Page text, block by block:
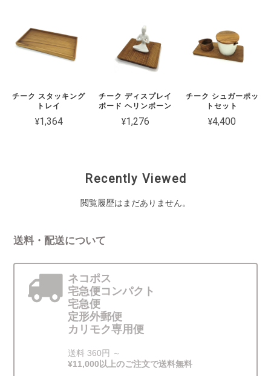
チーク スタッキング
トレイ
¥1,364
チーク ディスプレイ
ボード ヘリンボーン
¥1,276
チーク シュガーポッ
トセット
¥4,400
Recently Viewed
閲覧履歴はまだありません。
送料・配送について
ネコポス
宅急便コンパクト
宅急便
定形外郵便
カリモク専用便
送料 360円 ～
¥11,000以上のご注文で送料無料